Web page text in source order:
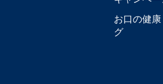
お口の健
グ